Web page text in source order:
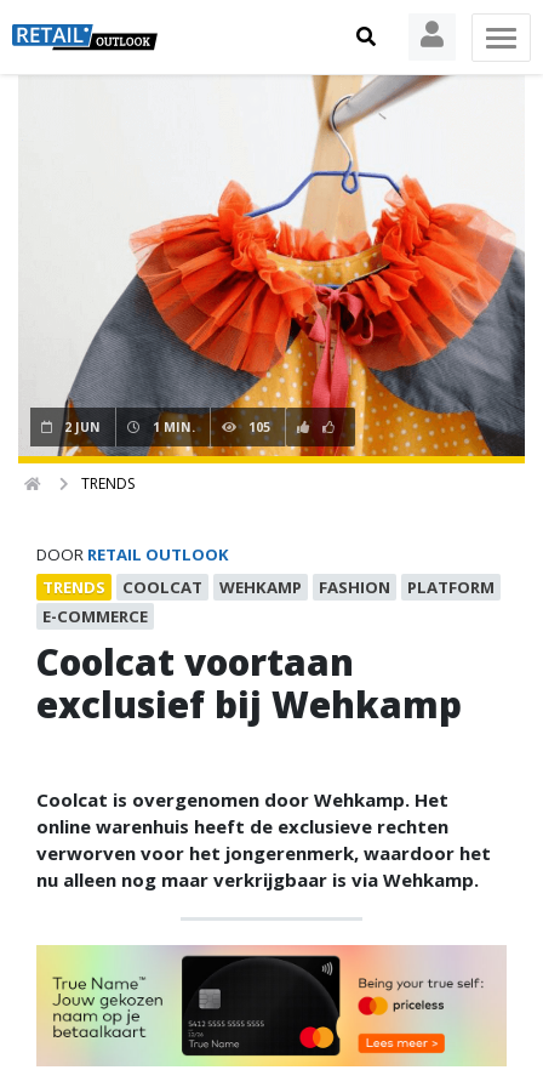
2 JUN 1 MIN. 105
TRENDS
DOOR RETAIL OUTLOOK
TRENDS
COOLCAT WEHKAMP FASHION
PLATFORM
E-COMMERCE
Coolcat voortaan
exclusief bij Wehkamp
Coolcat is overgenomen door Wehkamp. Het
online warenhuis heeft de exclusieve rechten
verworven voor het jongerenmerk, waardoor het
nu alleen nog maar verkrijgbaar is via Wehkamp.